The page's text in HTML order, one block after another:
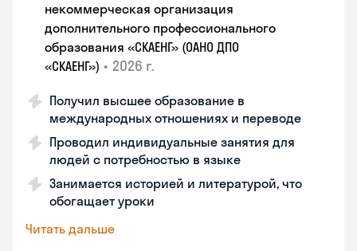
некоммерческая организация
дополнительного профессионального
образования «СКАЕНГ» (ОАНО ДПО
«СКАЕНГ») • 2026 г.
Получил высшее образование в
международных отношениях и переводе
Проводил индивидуальные занятия для
людей с потребностью в языке
Занимается историей и литературой, что
обогащает уроки
Читать дальше